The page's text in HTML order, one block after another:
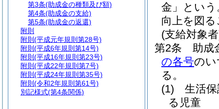
金」という
向上を図
(支給対象
第2条
助成
の各号のい
る。
(1)
生活
る児童
第3条(助成金の種類及び額)
第4条(助成金の支給)
第5条(助成金の返還)
附則
附則 (平成元年規則第28号)
附則 (平成6年規則第14号)
附則 (平成16年規則第23号)
附則 (平成22年規則第7号)
附則 (平成24年規則第35号)
附則 (令和2年規則第61号)
別記様式(第4条関係)